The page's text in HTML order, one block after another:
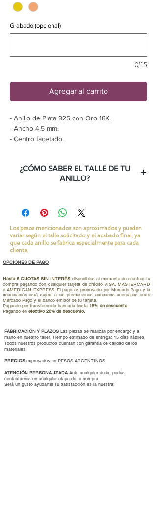
Grabado (opcional)
0/15
Agregar al carrito
- Anillo de Plata 925 con Oro 18K.
- Ancho 4.5 mm.
- Centro facetado.
¿CÓMO SABER EL TALLE DE TU
ANILLO?
Los pesos mencionados son aproximados y pueden
variar según el talle solicitado y el acabado final, ya
que cada anillo se fabrica especialmente para cada
cliente.
OPCIONES DE PAGO
Hasta 6 CUOTAS SIN INTERÉS disponibles al momento de efectuar tu
compra pagando con cualquier tarjeta de crédito VISA, MASTERCARD
o AMERICAN EXPRESS. El pago es procesado por Mercado Pago y la
financiación está sujeta a las promociones bancarias acordadas entre
Mercado Pago y el banco emisor de tu tarjeta.
Pagando por transferencia bancaria hasta 15% de descuento.
Pagando en efectivo 20% de descuento.
FABRICACIÓN Y PLAZOS Las piezas se realizan por encargo y a
mano en nuestro taller. Tiempo estimado de entrega: 15 días hábiles.
Todos nuestros productos cuentan con garantía de calidad de los
materiales.
PRECIOS expresados en PESOS ARGENTINOS
ATENCIÓN PERSONALIZADAAnte cualquier duda, podés
contactarnos en cualquier etapa de tu compra.
Será un gusto ayudarte! Tu satisfacción es la nuestra!